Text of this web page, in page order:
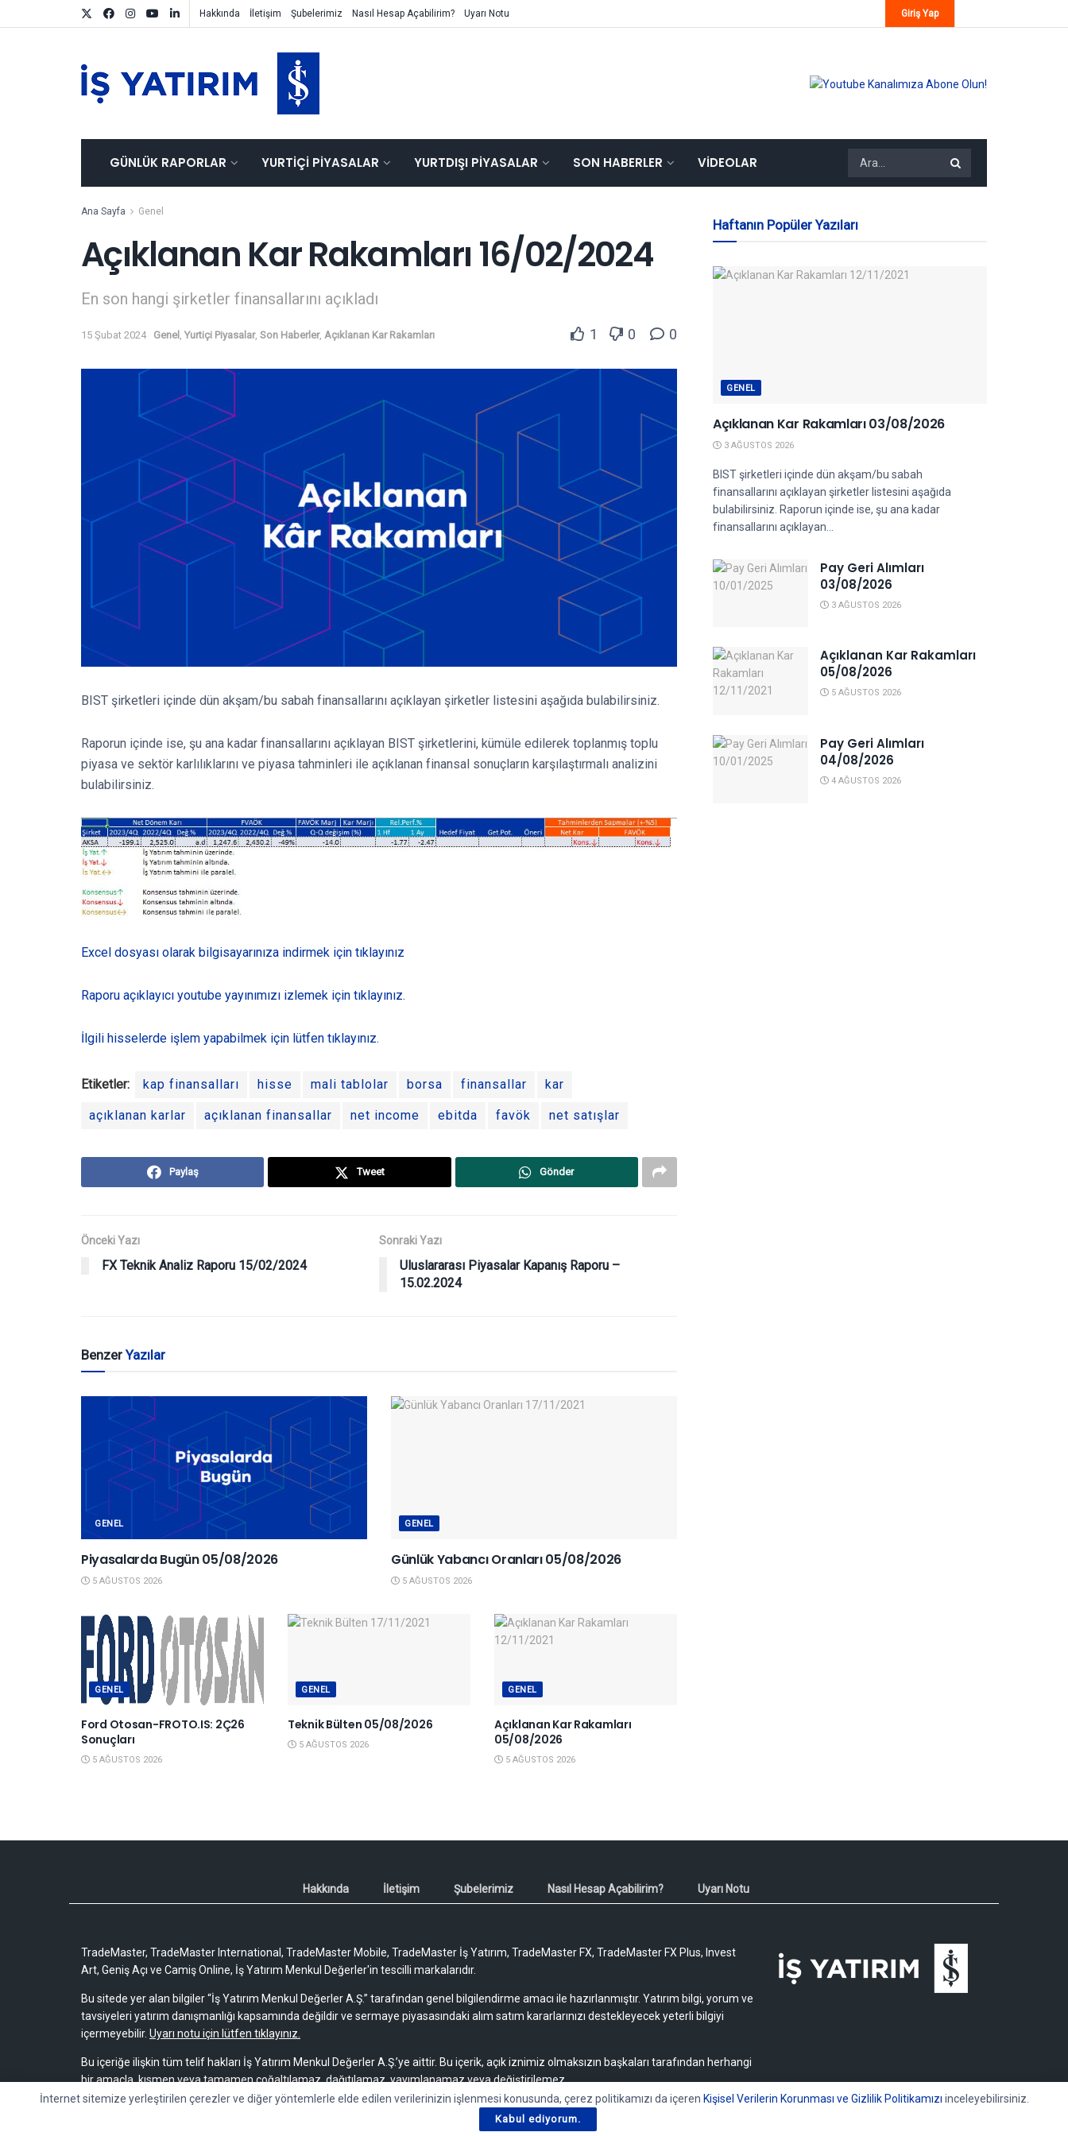
Hakkında İletişim Şubelerimiz Nasıl Hesap Açabilirim? Uyarı Notu Giriş Yap
GÜNLÜK RAPORLAR YURTIÇI PIYASALAR YURTDIŞI PIYASALAR SON HABERLER VIDEOLAR
Ana Sayfa Genel
Açıklanan Kar Rakamları 16/02/2024
En son hangi şirketler finansallarını açıkladı
15 Şubat 2024 Genel Yurtiçi Piyasalar, Son Haberler, Açıklanan Kar Rakamları 1 0 0
BIST şirketleri içinde dün akşam/bu sabah finansallarını açıklayan şirketler listesini aşağıda bulabilirsiniz.
Raporun içinde ise, şu ana kadar finansallarını açıklayan BIST şirketlerini, kümüle edilerek toplanmış toplu
piyasa ve sektör karlılıklarını ve piyasa tahminleri ile açıklanan finansal sonuçların karşılaştırmalı analizini
bulabilirsiniz.
Excel dosyası olarak bilgisayarınıza indirmek için tıklayınız
Raporu açıklayıcı youtube yayınımızı izlemek için tıklayınız.
İlgili hisselerde işlem yapabilmek için lütfen tıklayınız.
Etiketler: kap finansalları hisse mali tablolar borsa finansallar kar
açıklanan karlar açıklanan finansallar net income ebitda favök net satışlar
Paylaş Tweet Gönder
Önceki Yazı
FX Teknik Analiz Raporu 15/02/2024
Sonraki Yazı
Uluslararası Piyasalar Kapanış Raporu –
15.02.2024
BenzerYazılar
GENEL
Piyasalarda Bugün 05/08/2026
5 AĞUSTOS 2026
GENEL
Günlük Yabancı Oranları 05/08/2026
5 AĞUSTOS 2026
GENEL
Ford Otosan-FROTO.IS: 2Ç26
Sonuçları
5 AĞUSTOS 2026
GENEL
Teknik Bülten 05/08/2026
5 AĞUSTOS 2026
GENEL
Açıklanan Kar Rakamları
05/08/2026
5 AĞUSTOS 2026
Haftanın Popüler Yazıları
GENEL
Açıklanan Kar Rakamları 03/08/2026
3 AĞUSTOS 2026
BIST şirketleri içinde dün akşam/bu sabah
finansallarını açıklayan şirketler listesini aşağıda
bulabilirsiniz. Raporun içinde ise, şu ana kadar
finansallarını açıklayan...
Pay Geri Alımları
03/08/2026
3 AĞUSTOS 2026
Açıklanan Kar Rakamları
05/08/2026
5 AĞUSTOS 2026
Pay Geri Alımları
04/08/2026
4 AĞUSTOS 2026
Hakkında İletişim Şubelerimiz Nasıl Hesap Açabilirim? Uyarı Notu
TradeMaster, TradeMaster International, TradeMaster Mobile, TradeMaster İş Yatırım, TradeMaster FX, TradeMaster FX Plus, Invest
Art, Geniş Açı ve Camiş Online, İş Yatırım Menkul Değerler'in tescilli markalarıdır.
Bu sitede yer alan bilgiler “İş Yatırım Menkul Değerler A.Ş.” tarafından genel bilgilendirme amacı ile hazırlanmıştır. Yatırım bilgi, yorum ve
tavsiyeleri yatırım danışmanlığı kapsamında değildir ve sermaye piyasasındaki alım satım kararlarınızı destekleyecek yeterli bilgiyi
içermeyebilir. Uyarı notu için lütfen tıklayınız.
Bu içeriğe ilişkin tüm telif hakları İş Yatırım Menkul Değerler A.Ş.’ye aittir. Bu içerik, açık iznimiz olmaksızın başkaları tarafından herhangi
bir amaçla, kısmen veya tamamen çoğaltılamaz, dağıtılamaz, yayımlanamaz veya değiştirilemez.
İnternet sitemize yerleştirilen çerezler ve diğer yöntemlerle elde edilen verilerinizin işlenmesi konusunda, çerez politikamızı da içeren Kişisel Verilerin Korunması ve Gizlilik Politikamızı inceleyebilirsiniz.
Kabul ediyorum.